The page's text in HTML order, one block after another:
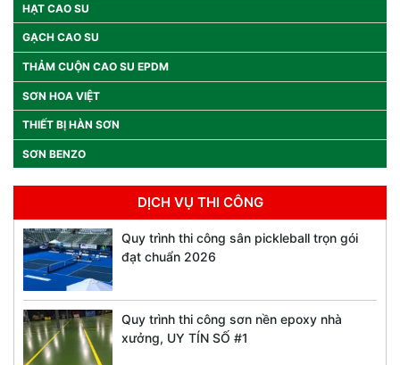
HẠT CAO SU
GẠCH CAO SU
THẢM CUỘN CAO SU EPDM
SƠN HOA VIỆT
THIẾT BỊ HÀN SƠN
SƠN BENZO
DỊCH VỤ THI CÔNG
Quy trình thi công sân pickleball trọn gói
đạt chuẩn 2026
Quy trình thi công sơn nền epoxy nhà
xưởng, UY TÍN SỐ #1